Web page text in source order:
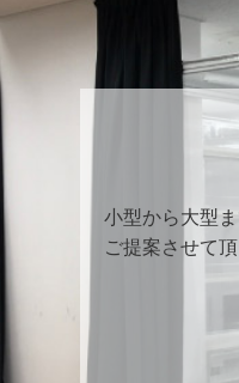
小型から大型
ご提案させて頂